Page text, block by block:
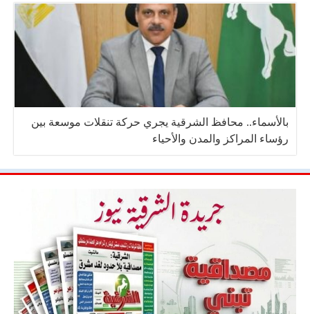
بالأسماء.. محافظ الشرقية يجري حركة تنقلات موسعة بين
رؤساء المراكز والمدن والأحياء